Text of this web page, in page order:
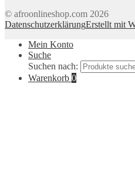
© afroonlineshop.com 2026
DatenschutzerklärungErstellt mit
Mein Konto
Suche
Suchen nach:
Warenkorb 0